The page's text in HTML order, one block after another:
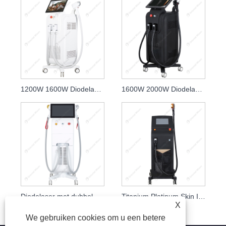
X
We gebruiken cookies om u een betere